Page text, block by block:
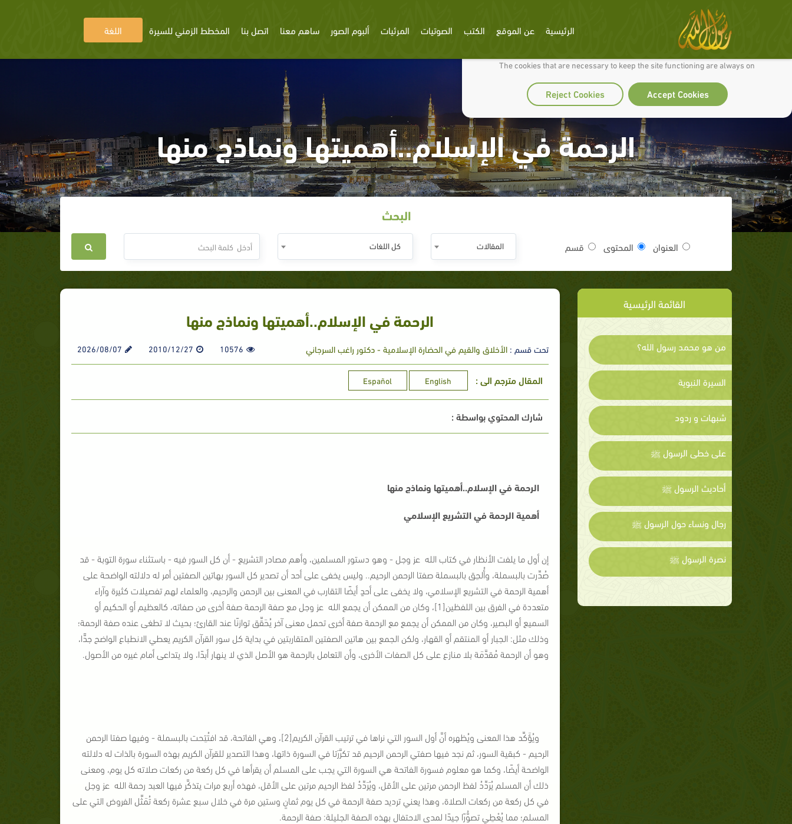
We use cookies to make our site work well for you and so we can continually improve it.
The cookies that are necessary to keep the site functioning are always on
Accept Cookies
Reject Cookies
الرئيسية عن الموقع الكتب الصوتيات المرئيات ألبوم الصور ساهم معنا اتصل بنا المخطط الزمني للسيرة اللغة
الرحمة في الإسلام..أهميتها ونماذج منها
البحث
العنوان المحتوى قسم المقالات كل اللغات
القائمة الرئيسية
من هو محمد رسول الله؟
السيرة النبوية
شبهات و ردود
على خطى الرسول ﷺ
أحاديث الرسول ﷺ
رجال ونساء حول الرسول ﷺ
نصرة الرسول ﷺ
الرحمة في الإسلام..أهميتها ونماذج منها
تحت قسم :الأخلاق والقيم في الحضارة الإسلامية - دكتور راغب السرجاني 10576
2010/12/27
2026/08/07
المقال مترجم الى : English
Español
شارك المحتوي بواسطة :
الرحمة في الإسلام..أهميتها ونماذج منها
أهمية الرحمة في التشريع الإسلامي
إن أول ما يلفت الأنظار في كتاب الله عز وجل - وهو دستور المسلمين، وأهم مصادر التشريع - أن كل السور فيه - باستثناء سورة التوبة - قد
صُدِّرت بالبسملة، وأُلحِق بالبسملة صفتا الرحمن الرحيم.. وليس يخفى على أحد أن تصدير كل السور بهاتين الصفتين أمر له دلالته الواضحة على
أهمية الرحمة في التشريع الإسلامي، ولا يخفى على أحدٍ أيضًا التقارب في المعنى بين الرحمن والرحيم، والعلماء لهم تفصيلات كثيرة وآراء
متعددة في الفرق بين اللفظين[1]، وكان من الممكن أن يجمع الله عز وجل مع صفة الرحمة صفة أخرى من صفاته، كالعظيم أو الحكيم أو
السميع أو البصير، وكان من الممكن أن يجمع مع الرحمة صفة أخرى تحمل معنى آخر يُحَقِّق توازنًا عند القارئ؛ بحيث لا تطغى عنده صفة الرحمة؛
وذلك مثل: الجبار أو المنتقم أو القهار، ولكن الجمع بين هاتين الصفتين المتقاربتين في بداية كل سور القرآن الكريم يعطي الانطباع الواضح جدًّا،
وهو أن الرحمة مُقدَّمَة بلا منازع على كل الصفات الأخرى، وأن التعامل بالرحمة هو الأصل الذي لا ينهار أبدًا، ولا يتداعى أمام غيره من الأصول.
ويُؤَكِّد هذا المعنى ويُظهره أنَّ أول السور التي نراها في ترتيب القرآن الكريم[2]، وهي الفاتحة، قد افتُتِحت بالبسملة - وفيها صفتا الرحمن
الرحيم - كبقية السور، ثم نجد فيها صفتي الرحمن الرحيم قد تكرَّرَتا في السورة ذاتها، وهذا التصدير للقرآن الكريم بهذه السورة بالذات له دلالته
الواضحة أيضًا، وكما هو معلوم فسورة الفاتحة هي السورة التي يجب على المسلم أن يقرأها في كل ركعة من ركعات صلاته كل يوم، ومعنى
ذلك أن المسلم يُرَدِّدُ لفظ الرحمن مرتين على الأقل، ويُرَدِّدُ لفظ الرحيم مرتين على الأقل، فهذه أربع مرات يتذكَّر فيها العبد رحمة الله عز وجل
في كل ركعة من ركعات الصلاة، وهذا يعني ترديد صفة الرحمة في كل يوم ثمانٍ وستين مرة في خلال سبع عشرة ركعة تُمَثِّل الفروض التي على
المسلم؛ مما يُعْطِي تصوُّرًا جيدًا لمدى الاحتفال بهذه الصفة الجليلة: صفة الرحمة.